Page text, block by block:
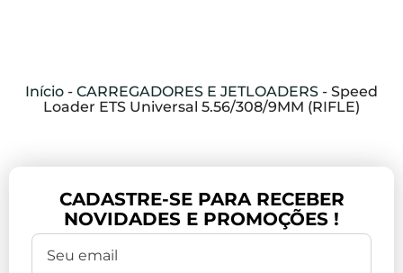
Início - CARREGADORES E JETLOADERS - Speed
Loader ETS Universal 5.56/308/9MM (RIFLE)
CADASTRE-SE PARA RECEBER
NOVIDADES E PROMOÇÕES !